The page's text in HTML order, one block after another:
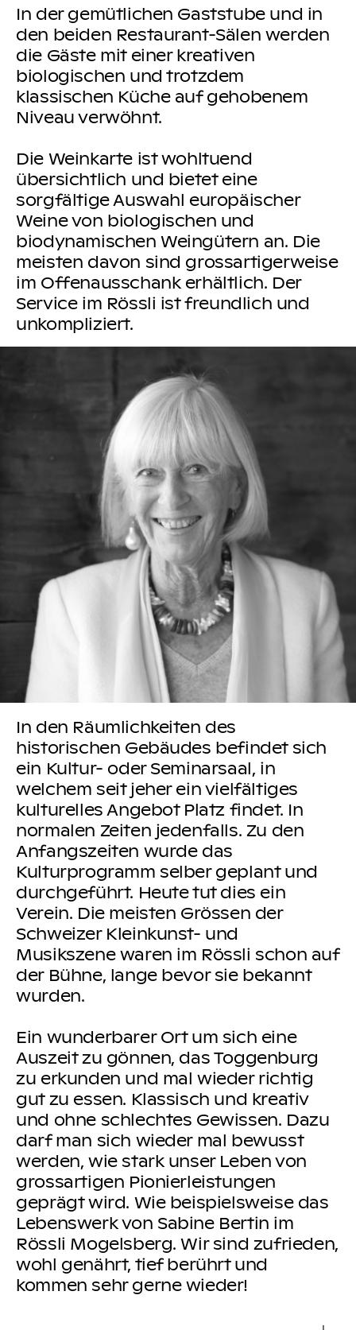
In der gemütlichen Gaststube und in
den beiden Restaurant-Sälen werden
die Gäste mit einer kreativen
biologischen und trotzdem
klassischen Küche auf gehobenem
Niveau verwöhnt.
Die Weinkarte ist wohltuend
übersichtlich und bietet eine
sorgfältige Auswahl europäischer
Weine von biologischen und
biodynamischen Weingütern an. Die
meisten davon sind grossartigerweise
im Offenausschank erhältlich. Der
Service im Rössli ist freundlich und
unkompliziert.
In den Räumlichkeiten des
historischen Gebäudes befindet sich
ein Kultur- oder Seminarsaal, in
welchem seit jeher ein vielfältiges
kulturelles Angebot Platz findet. In
normalen Zeiten jedenfalls. Zu den
Anfangszeiten wurde das
Kulturprogramm selber geplant und
durchgeführt. Heute tut dies ein
Verein. Die meisten Grössen der
Schweizer Kleinkunst- und
Musikszene waren im Rössli schon auf
der Bühne, lange bevor sie bekannt
wurden.
Ein wunderbarer Ort um sich eine
Auszeit zu gönnen, das Toggenburg
zu erkunden und mal wieder richtig
gut zu essen. Klassisch und kreativ
und ohne schlechtes Gewissen. Dazu
darf man sich wieder mal bewusst
werden, wie stark unser Leben von
grossartigen Pionierleistungen
geprägt wird. Wie beispielsweise das
Lebenswerk von Sabine Bertin im
Rössli Mogelsberg. Wir sind zufrieden,
wohl genährt, tief berührt und
kommen sehr gerne wieder!